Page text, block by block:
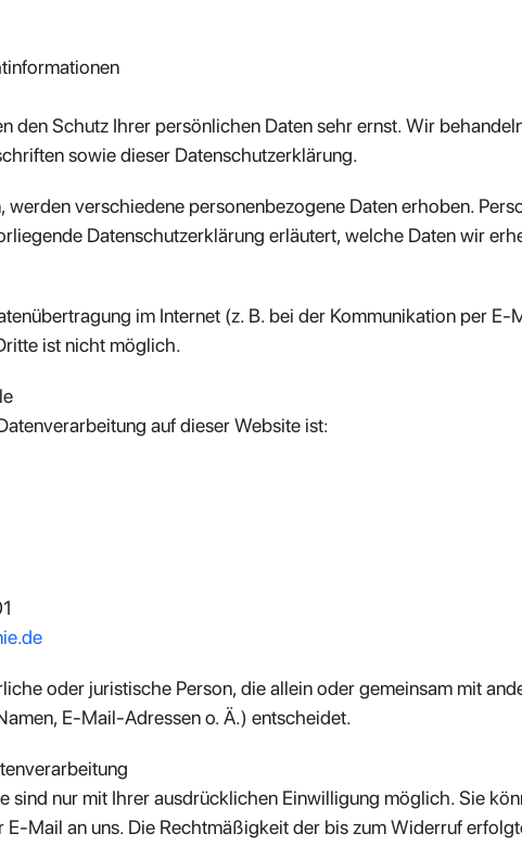
den Schutz Ihrer persönlichen Daten sehr ernst. Wir
sowie dieser Datenschutzerklärung.
werden verschiedene personenbezogene Daten erhoben.
Datenschutzerklärung erläutert, welche Daten wir
im Internet (z. B. bei der Kommunikation per
ist nicht möglich.
auf dieser Website ist:
oder juristische Person, die allein oder gemeinsam mit
E-Mail-Adressen o. Ä.) entscheidet.
sind nur mit Ihrer ausdrücklichen Einwilligung möglich. Sie
Mail an uns. Die Rechtmäßigkeit der bis zum Widerruf